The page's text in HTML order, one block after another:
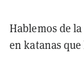
Hablemos de
en katanas que